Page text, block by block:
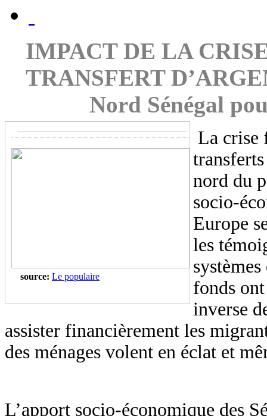
IMPACT DE LA
TRANSFERT
Nord Sénégal
source: Le populaire
La crise
nord du
socio-
Europe
les
fonds
inverse
assister financièrement les
des ménages volent en éclat et
L’apport socio-économique des